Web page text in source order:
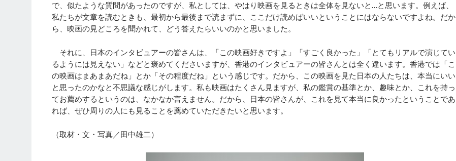
で、似たような質問があったのですが、私としては、やはり映画を見るときは全体を見ないと…と思います。例えば、
私たちが文章を読むときも、最初から最後まで読まずに、ここだけ読めばいいということにはならないですよね。だか
ら、映画の見どころを聞かれて、どう答えたらいいのかと思いました。
それに、日本のインタビュアーの皆さんは、「この映画好きですよ」「すごく良かった」「とてもリアルで演じてい
るようには見えない」などと褒めてくださいますが、香港のインタビュアーの皆さんとは全く違います。香港では「こ
の映画はまあまあだね」とか「その程度だね」という感じです。だから、この映画を見た日本の人たちは、本当にいい
と思ったのかなと不思議な感じがします。私も映画はたくさん見ますが、私の鑑賞の基準とか、趣味とか、これを持っ
てお薦めするというのは、なかなか言えません。だから、日本の皆さんが、これを見て本当に良かったということであ
れば、ぜひ周りの人にも見ることを薦めていただきたいと思います。
（取材・文・写真／田中雄二）